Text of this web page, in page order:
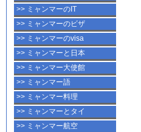
>> ミャンマーのIT
>> ミャンマーのビザ
>> ミャンマーのvisa
>> ミャンマーと日本
>> ミャンマー大使館
>> ミャンマー語
>> ミャンマー料理
>> ミャンマーとタイ
>> ミャンマー航空